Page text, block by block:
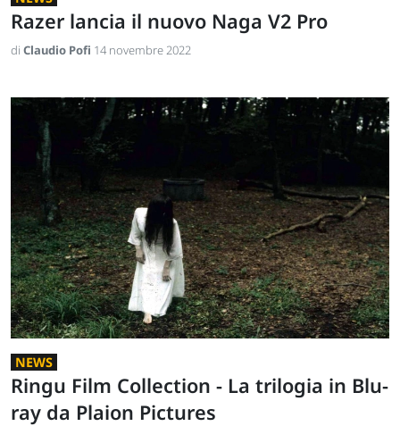
Razer lancia il nuovo Naga V2 Pro
di Claudio Pofi 14 novembre 2022
NEWS
Ringu Film Collection - La trilogia in Blu-
ray da Plaion Pictures